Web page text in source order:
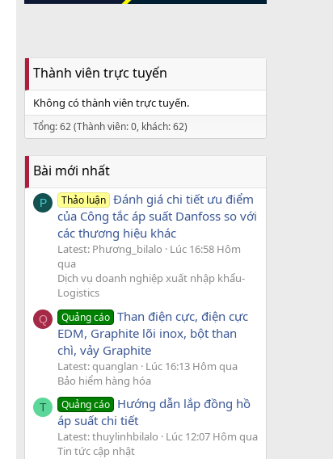
Thành viên trực tuyến
Không có thành viên trực tuyến.
Tổng: 62 (Thành viên: 0, khách: 62)
Bài mới nhất
P Thảo luận Đánh giá chi tiết ưu điểm
của Công tắc áp suất Danfoss so với
các thương hiệu khác
Latest: Phương_bilalo
Lúc 16:58 Hôm
qua
Dịch vụ doanh nghiệp xuất nhập khẩu-
Logistics
Q Quảng cáo Than điện cực, điện cực
EDM, Graphite lõi inox, bột than
chì, vảy Graphite
Latest: quanglan
Lúc 16:13 Hôm qua
Bảo hiểm hàng hóa
T Quảng cáo Hướng dẫn lắp đồng hồ
áp suất chi tiết
Latest: thuylinhbilalo
Lúc 12:07 Hôm qua
Tin tức cập nhật